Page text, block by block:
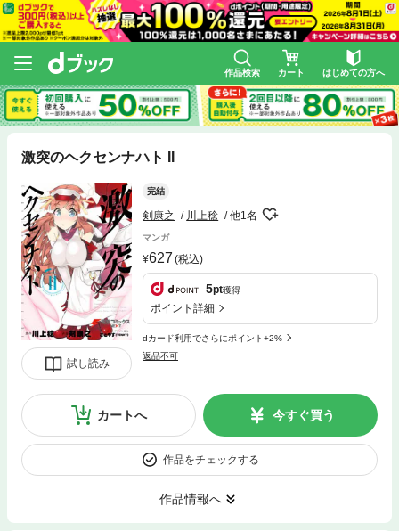
作品検索 カート はじめての方へ
激突のヘクセンナハト II
試し読み
完結
剣康之 川上稔 他1名
マンガ
627 (税込)
5pt獲得
ポイント詳細
dカード利用でさらにポイント+2%
返品不可
カートへ 今すぐ買う
作品をチェックする
作品情報へ